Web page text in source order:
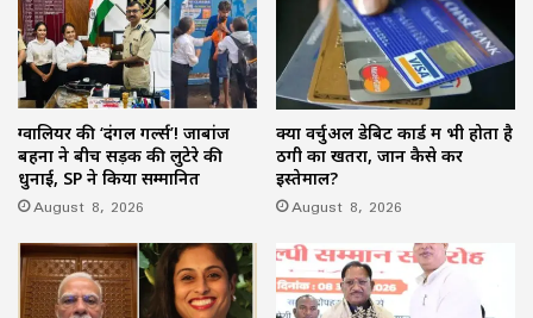
ग्वालियर की ‘दंगल गर्ल्स’! जाबांज
बहनों ने बीच सड़क की लुटेरे की
धुनाई, SP ने किया सम्मानित
August 8, 2026
क्या वर्चुअल डेबिट कार्ड में भी होता है
ठगी का खतरा, जानें कैसे करें
इस्तेमाल?
August 8, 2026